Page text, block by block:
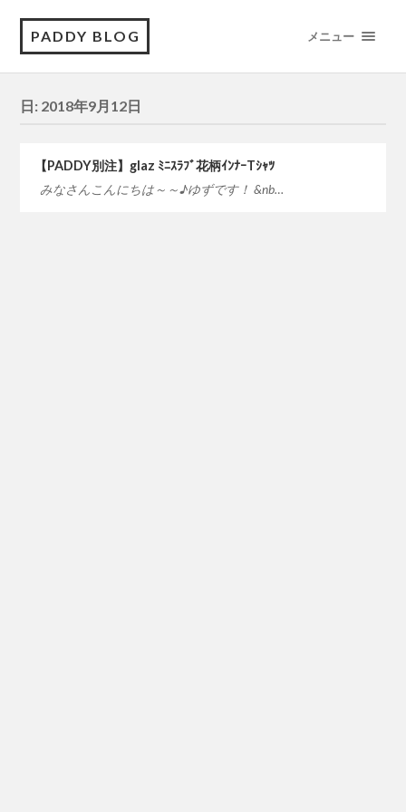
PADDY BLOG メニュー
日: 2018年9月12日
【PADDY別注】glaz ﾐﾆｽﾗﾌﾞ花柄ｲﾝﾅｰTｼｬﾂ
みなさんこんにちは～～♪ゆずです！ &nb…